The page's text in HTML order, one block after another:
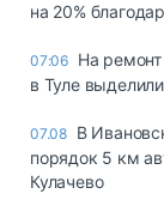
на 20%
07:06 На
в Туле
07.08 В
порядок 5 км
Кулачево